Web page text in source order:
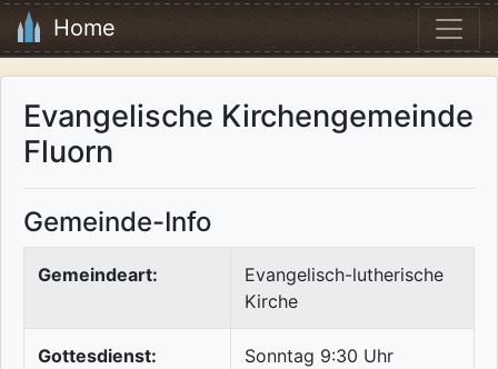
Home
Evangelische Kirchengemeinde
Fluorn
Gemeinde-Info
Gemeindeart:
Evangelisch-lutherische
Kirche
Gottesdienst: Sonntag 9:30 Uhr